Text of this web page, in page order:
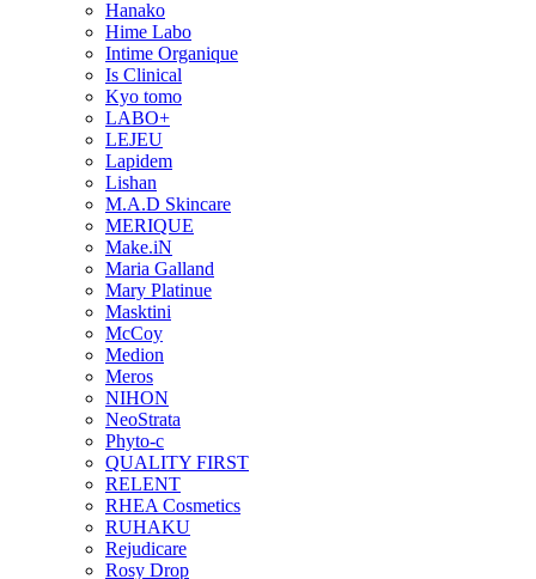
Hanako
Hime Labo
Intime Organique
Is Clinical
Kyo tomo
LABO+
LEJEU
Lapidem
Lishan
M.A.D Skincare
MERIQUE
Make.iN
Maria Galland
Mary Platinue
Masktini
McCoy
Medion
Meros
NIHON
NeoStrata
Phyto-c
QUALITY FIRST
RELENT
RHEA Cosmetics
RUHAKU
Rejudicare
Rosy Drop